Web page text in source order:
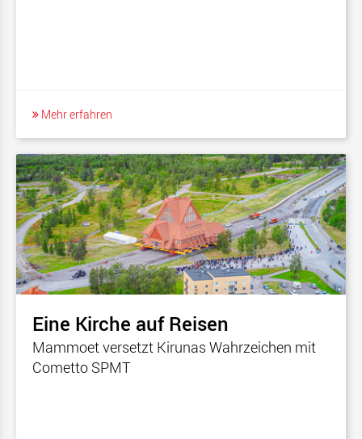
Mehr erfahren
Eine Kirche auf Reisen
Mammoet versetzt Kirunas Wahrzeichen mit
Cometto SPMT